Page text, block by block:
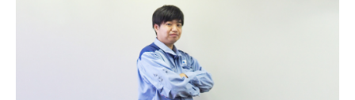
アクセス・事業所一覧
CM（コンストラクション・マネジメント）